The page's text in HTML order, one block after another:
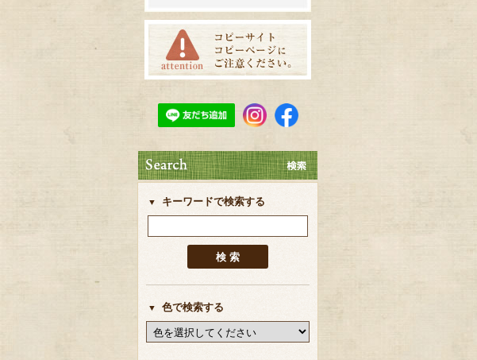
キーワードで検索する
色で検索する